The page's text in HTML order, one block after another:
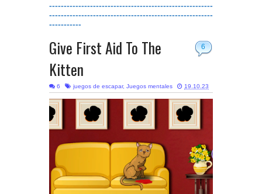
--------------------------------------------------------
--------------------------------------------------------
-----------
6
Give First Aid To The
Kitten
6 juegos de escapar, Juegos mentales 19.10.23